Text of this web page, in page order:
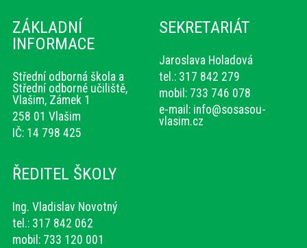
ZÁKLADNÍ
INFORMACE
Střední odborná škola a
Střední odborné učiliště,
Vlašim, Zámek 1
258 01 Vlašim
IČ: 14 798 425
SEKRETARIÁT
Jaroslava Holadová
tel.: 317 842 279
mobil: 733 746 078
e-mail: info@sosasou-
vlasim.cz
ŘEDITEL ŠKOLY
Ing. Vladislav Novotný
tel.: 317 842 062
mobil: 733 120 001